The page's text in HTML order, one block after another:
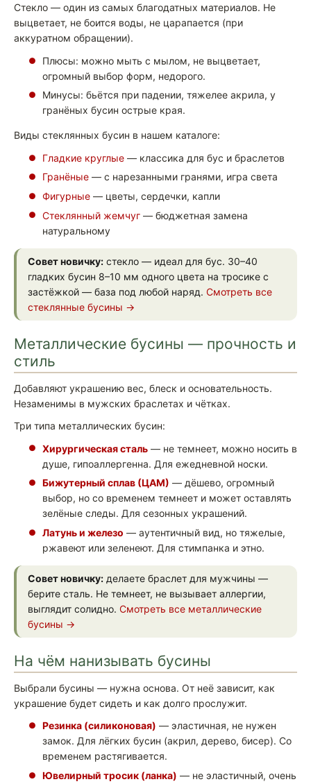
Стекло — один из самых благодатных материалов. Не
выцветает, не боится воды, не царапается (при
аккуратном обращении).
Плюсы: можно мыть с мылом, не выцветает,
огромный выбор форм, недорого.
Минусы: бьётся при падении, тяжелее акрила, у
гранёных бусин острые края.
Виды стеклянных бусин в нашем каталоге:
Гладкие круглые — классика для бус и браслетов
Гранёные — с нарезанными гранями, игра света
Фигурные — цветы, сердечки, капли
Стеклянный жемчуг — бюджетная замена
натуральному
Совет новичку: стекло — идеал для бус. 30–40
гладких бусин 8–10 мм одного цвета на тросике с
застёжкой — база под любой наряд. Смотреть все
стеклянные бусины →
Металлические бусины — прочность и
стиль
Добавляют украшению вес, блеск и основательность.
Незаменимы в мужских браслетах и чётках.
Три типа металлических бусин:
Хирургическая сталь — не темнеет, можно носить в
душе, гипоаллергенна. Для ежедневной носки.
Бижутерный сплав (ЦАМ) — дёшево, огромный
выбор, но со временем темнеет и может оставлять
зелёные следы. Для сезонных украшений.
Латунь и железо — аутентичный вид, но тяжелые,
ржавеют или зеленеют. Для стимпанка и этно.
Совет новичку: делаете браслет для мужчины —
берите сталь. Не темнеет, не вызывает аллергии,
выглядит солидно. Смотреть все металлические
бусины →
На чём нанизывать бусины
Выбрали бусины — нужна основа. От неё зависит, как
украшение будет сидеть и как долго прослужит.
Резинка (силиконовая) — эластичная, не нужен
замок. Для лёгких бусин (акрил, дерево, бисер). Со
временем растягивается.
Ювелирный тросик (ланка) — не эластичный, очень